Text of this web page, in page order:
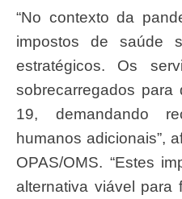
“No contexto da pandemia da COVID-19, os
impostos de saúde
estratégicos. Os
sobrecarregados
19, demandando
humanos adicionais”,
OPAS/OMS. “Estes
alternativa viável para